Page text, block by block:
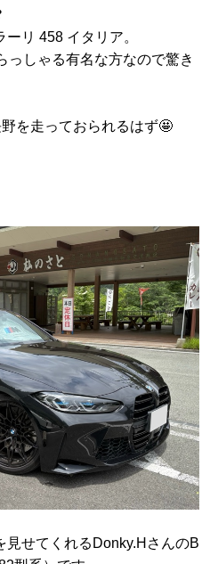
リ 458 イタリア。
っしゃる有名な方なので驚き
を走っておられるはず🤩
見せてくれるDonky.HさんのB